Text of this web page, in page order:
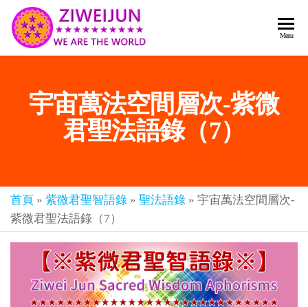
紫薇
《推
背
圖》
言-
君寰
宇傳
奇官
網
世
主
樂
章-
都
是
賽
亞-
個
個
都
Menu
宇宙萬法空間層次-紫微
君聖法語錄（7）
首頁 » 紫微君聖智語錄 » 聖法語錄 » 宇宙萬法空間層次-
紫微君聖法語錄（7）